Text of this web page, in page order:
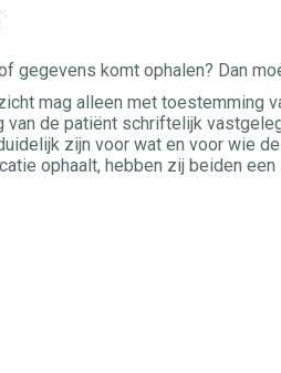
gegevens komt ophalen? Dan
mag alleen met toestemming
de patiënt schriftelijk
zijn voor wat en voor wie
ophaalt, hebben zij beiden